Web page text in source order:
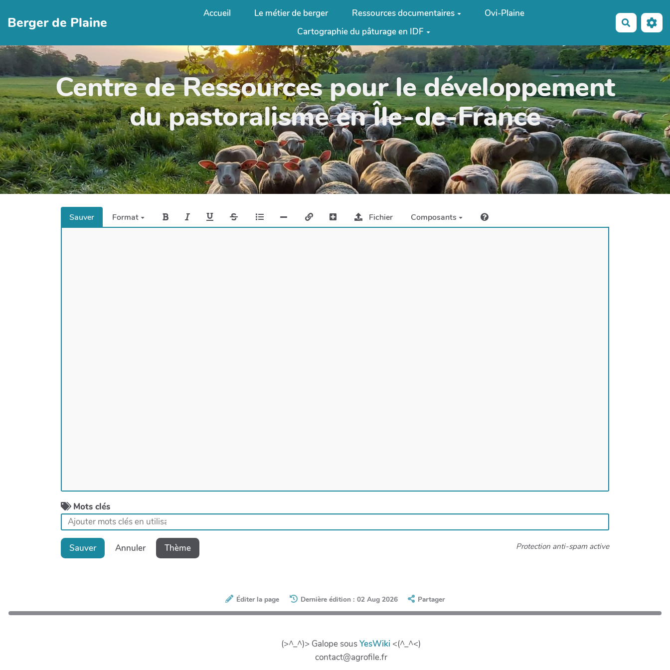
Berger de Plaine
Accueil Le métier de berger Ressources documentaires
Ovi-Plaine
Cartographie du pâturage en IDF
Centre de Ressources pour le développement
du pastoralisme en Île-de-France
Sauver Format Fichier Composants
Mots clés
Sauver Annuler Thème Protection anti-spam active
Éditer la page Dernière édition : 02 Aug 2026 Partager
(>^_^)> Galope sousYesWiki <(^_^<)
contact@agrofile.fr